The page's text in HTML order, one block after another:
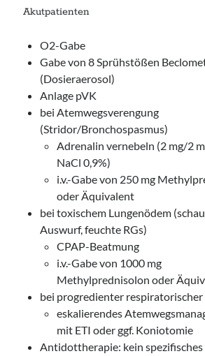
Akutpatienten
O2-Gabe
Gabe von 8 Sprühstößen
(Dosieraerosol)
Anlage pVK
bei Atemwegsverengung
(Stridor/Bronchospasmus)
Adrenalin vernebeln (2 mg/2
NaCl 0,9%)
i.v.-Gabe von 250 mg
oder Äquivalent
bei toxischem Lungenödem
Auswurf, feuchte RGs)
CPAP-Beatmung
i.v.-Gabe von 1000 mg
Methylprednisolon oder
bei progredienter
eskalierendes
mit ETI oder ggf. Koniotomie
Antidottherapie: kein